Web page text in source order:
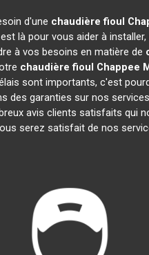
d'une chaudière fioul
là pour vous aider à
à vos besoins en matière de
chaudière fioul Chappee
sont importants, c'est
garanties sur nos
avis clients satisfaits qui
serez satisfait de nos